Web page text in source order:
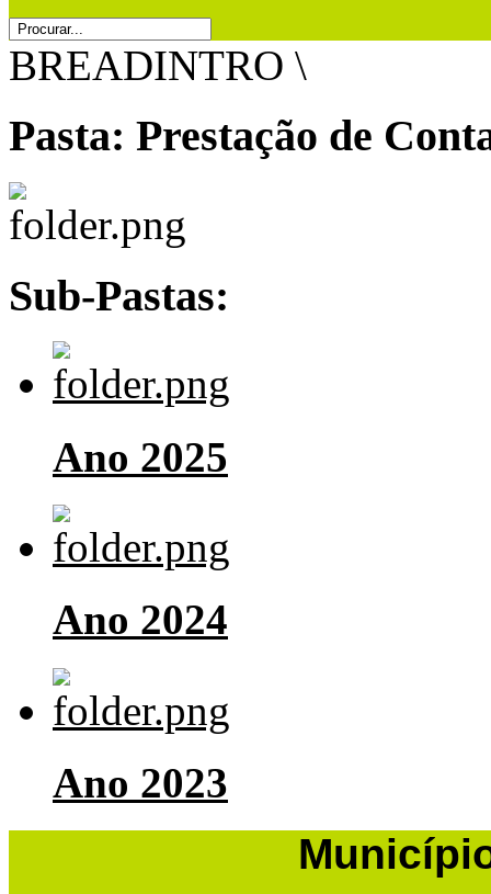
BREADINTRO \
Pasta: Prestação de
Sub-Pastas:
Ano 2025
Ano 2024
Ano 2023